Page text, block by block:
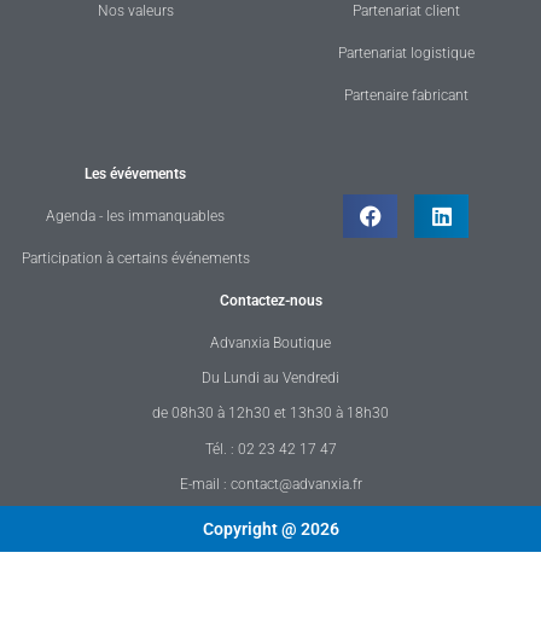
Nos valeurs Partenariat client
Partenariat logistique
Partenaire fabricant
Les évévements
Agenda - les immanquables
Participation à certains événements
Contactez-nous
Advanxia Boutique
Du Lundi au Vendredi
de 08h30 à 12h30 et 13h30 à 18h30
Tél. : 02 23 42 17 47
E-mail : contact@advanxia.fr
Copyright @ 2026